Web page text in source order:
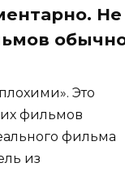
Не
Это
фильмов
фильма
из